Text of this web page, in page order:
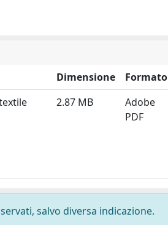
Dimensione
Formato
2.87 MB
Adobe
PDF
salvo diversa indicazione.